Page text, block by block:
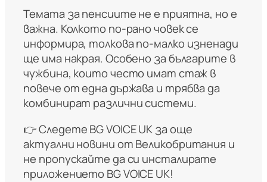
Темата за пенсиите не е приятна, но е
важна. Колкото по-рано човек се
информира, толкова по-малко изненади
ще има накрая. Особено за българите в
чужбина, които често имат стаж в
повече от една държава и трябва да
комбинират различни системи.
👉 Следете BG VOICE UK за още
актуални новини от Великобритания и
не пропускайте да си инсталирате
приложението BG VOICE UK!